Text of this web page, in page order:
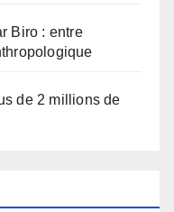
Biro : entre
de 2 millions de